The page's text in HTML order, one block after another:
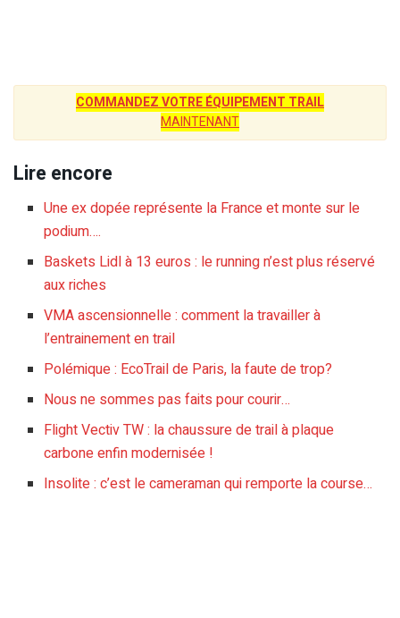
COMMANDEZ VOTRE ÉQUIPEMENT TRAIL
MAINTENANT
Lire encore
Une ex dopée représente la France et monte sur le
podium….
Baskets Lidl à 13 euros : le running n’est plus réservé
aux riches
VMA ascensionnelle : comment la travailler à
l’entrainement en trail
Polémique : EcoTrail de Paris, la faute de trop?
Nous ne sommes pas faits pour courir…
Flight Vectiv TW : la chaussure de trail à plaque
carbone enfin modernisée !
Insolite : c’est le cameraman qui remporte la course…